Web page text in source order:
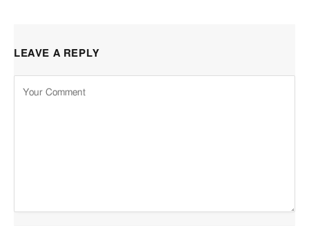
LEAVE A REPLY